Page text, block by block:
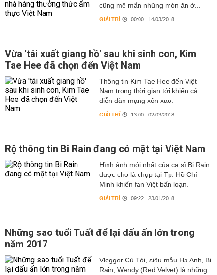
cũng mê mẩn những món ăn ở...
GIẢI TRÍ 00:00 | 14/03/2018
Vừa 'tái xuất giang hồ' sau khi sinh con, Kim
Tae Hee đã chọn đến Việt Nam
Thông tin Kim Tae Hee đến Việt
Nam trong thời gian tới khiến cả
diễn đàn mạng xôn xao.
GIẢI TRÍ 13:00 | 02/03/2018
Rộ thông tin Bi Rain đang có mặt tại Việt Nam
Hình ảnh mới nhất của ca sĩ Bi Rain
được cho là chụp tại Tp. Hồ Chí
Minh khiến fan Việt bấn loạn.
GIẢI TRÍ 09:22 | 23/01/2018
Những sao tuổi Tuất để lại dấu ấn lớn trong
năm 2017
Vlogger Củ Tỏi, siêu mẫu Hà Anh, Bi
Rain, Wendy (Red Velvet) là những